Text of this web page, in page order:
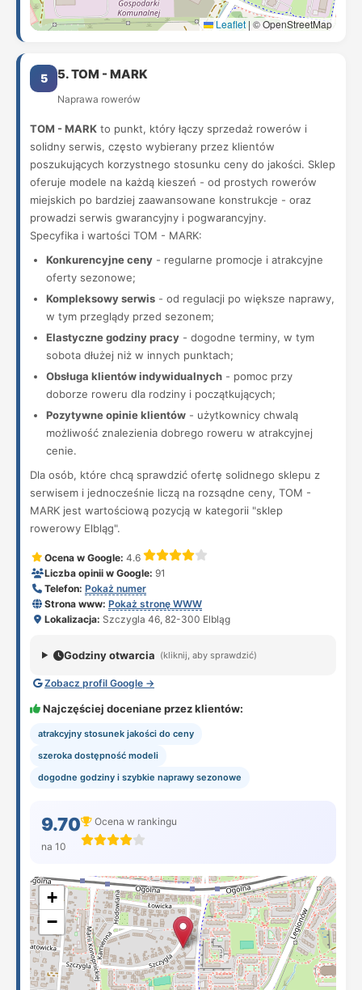
Leaflet | © OpenStreetMap
5 5. TOM - MARK
Naprawa rowerów
TOM - MARK to punkt, który łączy sprzedaż rowerów i
solidny serwis, często wybierany przez klientów
poszukujących korzystnego stosunku ceny do jakości. Sklep
oferuje modele na każdą kieszeń - od prostych rowerów
miejskich po bardziej zaawansowane konstrukcje - oraz
prowadzi serwis gwarancyjny i pogwarancyjny.
Specyfika i wartości TOM - MARK:
Konkurencyjne ceny - regularne promocje i atrakcyjne
oferty sezonowe;
Kompleksowy serwis - od regulacji po większe naprawy,
w tym przeglądy przed sezonem;
Elastyczne godziny pracy - dogodne terminy, w tym
sobota dłużej niż w innych punktach;
Obsługa klientów indywidualnych - pomoc przy
doborze roweru dla rodziny i początkujących;
Pozytywne opinie klientów - użytkownicy chwalą
możliwość znalezienia dobrego roweru w atrakcyjnej
cenie.
Dla osób, które chcą sprawdzić ofertę solidnego sklepu z
serwisem i jednocześnie liczą na rozsądne ceny, TOM -
MARK jest wartościową pozycją w kategorii "sklep
rowerowy Elbląg".
Ocena w Google: 4.6
Liczba opinii w Google: 91
Telefon: Pokaż numer
Strona www: Pokaż stronę WWW
Lokalizacja: Szczygla 46, 82-300 Elbląg
Godziny otwarcia (kliknij, aby sprawdzić)
Zobacz profil Google →
Najczęściej doceniane przez klientów:
atrakcyjny stosunek jakości do ceny
szeroka dostępność modeli
dogodne godziny i szybkie naprawy sezonowe
9.70
na 10
Ocena w rankingu
+
−